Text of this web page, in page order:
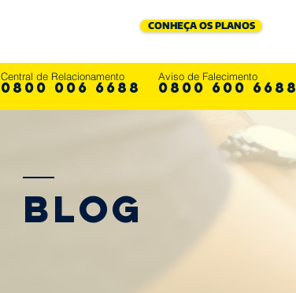
CONHEÇA OS PLANOS
Central de Relacionamento
0800 006 6688
Aviso de Falecimento
0800 600 6688
Blog